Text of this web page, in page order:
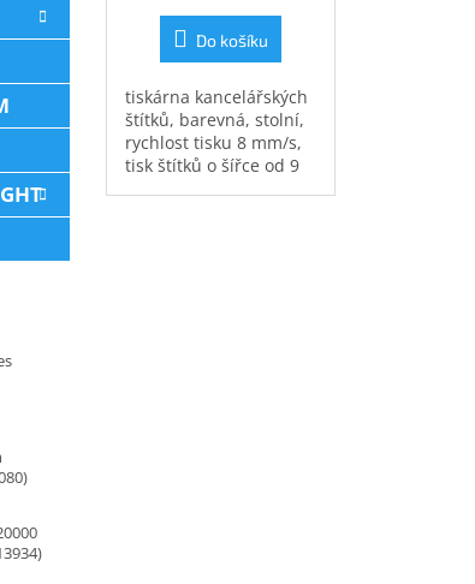
Do košíku
tiskárna kancelářských
štítků, barevná, stolní,
rychlost tisku 8 mm/s,
tisk štítků o šířce od 9